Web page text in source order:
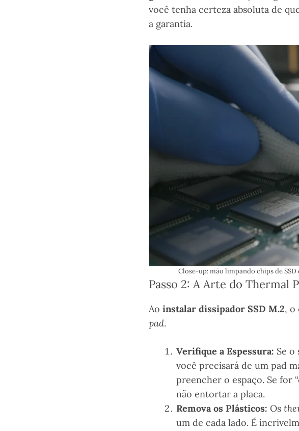
você tenha certeza absoluta de
a garantia.
Close-up: mão limpando chips de
Passo 2: A Arte do Thermal
Ao instalar dissipador SSD M.2, o
pad.
Verifique a Espessura: Se o
você precisará de um pad
preencher o espaço. Se for
não entortar a placa.
Remova os Plásticos: Os
um de cada lado. É